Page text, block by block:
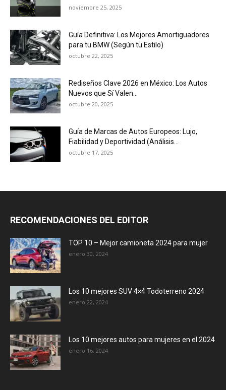
noviembre 25, 2025
Guía Definitiva: Los Mejores Amortiguadores
para tu BMW (Según tu Estilo)
octubre 22, 2025
Rediseños Clave 2026 en México: Los Autos
Nuevos que Sí Valen...
octubre 20, 2025
Guía de Marcas de Autos Europeos: Lujo,
Fiabilidad y Deportividad (Análisis...
octubre 17, 2025
RECOMENDACIONES DEL EDITOR
TOP 10 – Mejor camioneta 2024 para mujer
enero 30, 2024
Los 10 mejores SUV 4×4 Todoterreno 2024
enero 22, 2024
Los 10 mejores autos para mujeres en el 2024
enero 16, 2024